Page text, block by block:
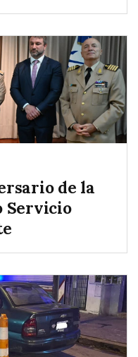
de la
Servicio